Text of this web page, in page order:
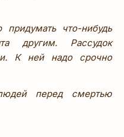
что-нибудь
другим. Рассудок
К ней надо срочно
перед смертью